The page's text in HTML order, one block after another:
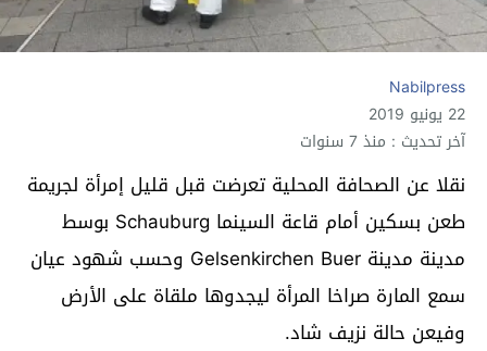
Nabilpress
22 يونيو 2019
آخر تحديث : منذ 7 سنوات
نقلا عن الصحافة المحلية تعرضت قبل قليل إمرأة لجريمة
طعن بسكين أمام قاعة السينما Schauburg بوسط
مدينة مدينة Gelsenkirchen Buer وحسب شهود عيان
سمع المارة صراخا المرأة ليجدوها ملقاة على الأرض
وفيعن حالة نزيف شاد.